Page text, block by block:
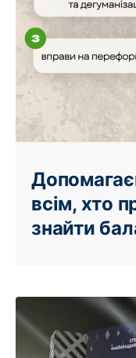
всім, хто
знайти